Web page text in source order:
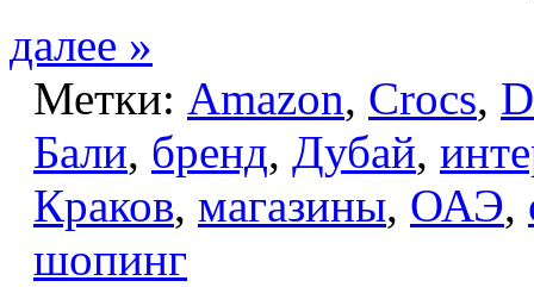
далее »
Метки: Amazon, Crocs,
Бали, бренд, Дубай,
Краков, магазины, ОАЭ,
шопинг